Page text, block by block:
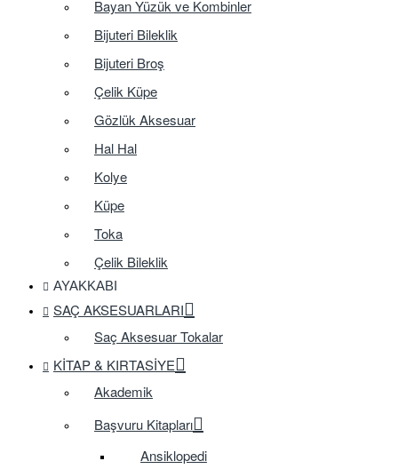
Bayan Yüzük ve Kombinler
Bijuteri Bileklik
Bijuteri Broş
Çelik Küpe
Gözlük Aksesuar
Hal Hal
Kolye
Küpe
Toka
Çelik Bileklik
AYAKKABI
SAÇ AKSESUARLARI
Saç Aksesuar Tokalar
KITAP & KIRTASIYE
Akademik
Başvuru Kitapları
Ansiklopedi